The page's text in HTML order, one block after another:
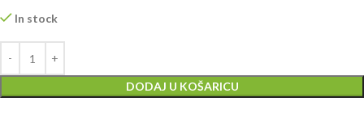
In stock
DODAJ U KOŠARICU